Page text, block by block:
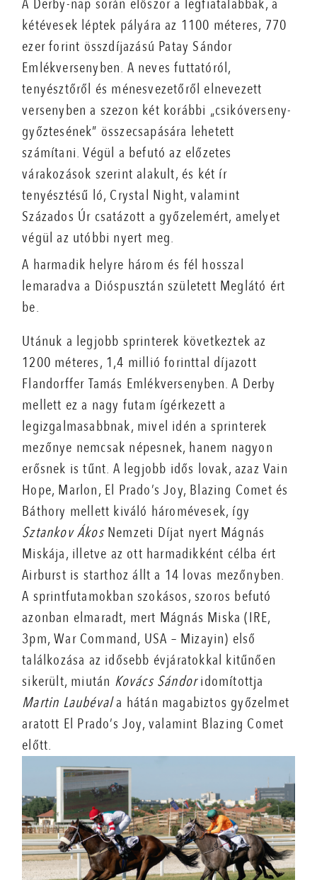
A Derby-nap során először a legfiatalabbak, a
kétévesek léptek pályára az 1100 méteres, 770
ezer forint összdíjazású Patay Sándor
Emlékversenyben. A neves futtatóról,
tenyésztőről és ménesvezetőről elnevezett
versenyben a szezon két korábbi „csikóverseny-
győztesének” összecsapására lehetett
számítani. Végül a befutó az előzetes
várakozások szerint alakult, és két ír
tenyésztésű ló, Crystal Night, valamint
Százados Úr csatázott a győzelemért, amelyet
végül az utóbbi nyert meg.
A harmadik helyre három és fél hosszal
lemaradva a Dióspusztán született Meglátó ért
be.
Utánuk a legjobb sprinterek következtek az
1200 méteres, 1,4 millió forinttal díjazott
Flandorffer Tamás Emlékversenyben. A Derby
mellett ez a nagy futam ígérkezett a
legizgalmasabbnak, mivel idén a sprinterek
mezőnye nemcsak népesnek, hanem nagyon
erősnek is tűnt. A legjobb idős lovak, azaz Vain
Hope, Marlon, El Prado’s Joy, Blazing Comet és
Báthory mellett kiváló háromévesek, így
Sztankov ÁkosNemzeti Díjat nyert Mágnás
Miskája, illetve az ott harmadikként célba ért
Airburst is starthoz állt a 14 lovas mezőnyben.
A sprintfutamokban szokásos, szoros befutó
azonban elmaradt, mert Mágnás Miska (IRE,
3pm, War Command, USA – Mizayin) első
találkozása az idősebb évjáratokkal kitűnően
sikerült, miután Kovács Sándoridomítottja
Martin Laubévala hátán magabiztos győzelmet
aratott El Prado’s Joy, valamint Blazing Comet
előtt.